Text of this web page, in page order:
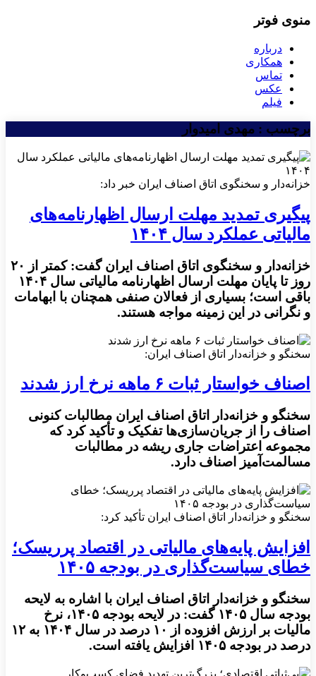
منوی فوتر
درباره
همکاری
تماس
عکس
فیلم
برچسب : مهدی امیدوار
خزانه‌دار و سخنگوی اتاق اصناف ایران خبر داد:
پیگیری تمدید مهلت ارسال اظهارنامه‌های
مالیاتی عملکرد سال ۱۴۰۴
خزانه‌دار و سخنگوی اتاق اصناف ایران گفت: کمتر از ۲۰
روز تا پایان مهلت ارسال اظهارنامه مالیاتی سال ۱۴۰۴
باقی است؛ بسیاری از فعالان صنفی همچنان با ابهامات
و نگرانی در این زمینه مواجه هستند.
سخنگو و خزانه‌دار اتاق اصناف ایران:
اصناف خواستار ثبات ۶ ماهه نرخ ارز شدند
سخنگو و خزانه‌دار اتاق اصناف ایران مطالبات کنونی
اصناف را از جریان‌سازی‌ها تفکیک و تأکید کرد که
مجموعه اعتراضات جاری ریشه در مطالبات
مسالمت‌آمیز اصناف دارد.
سخنگو و خزانه‌دار اتاق اصناف ایران تأکید کرد:
افزایش پایه‌های مالیاتی در اقتصاد پرریسک؛
خطای سیاست‌گذاری در بودجه ۱۴۰۵
سخنگو و خزانه‌دار اتاق اصناف ایران با اشاره به لایحه
بودجه سال ۱۴۰۵ گفت: در لایحه بودجه ۱۴۰۵، نرخ
مالیات بر ارزش افزوده از ۱۰ درصد در سال ۱۴۰۴ به ۱۲
درصد در بودجه ۱۴۰۵ افزایش یافته است.